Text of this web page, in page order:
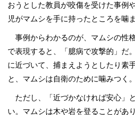
おうとした教員が咬傷を受けた事例
児がマムシを手に持ったところを噛
事例からわかるのが、マムシの性
で表現すると、「臆病で攻撃的」だ
に近づいて、捕まえようとしたり素
と、マムシは自衛のために噛みつく。
ただし、「近づかなければ安心」
い。マムシは木や岩を登ることがあ